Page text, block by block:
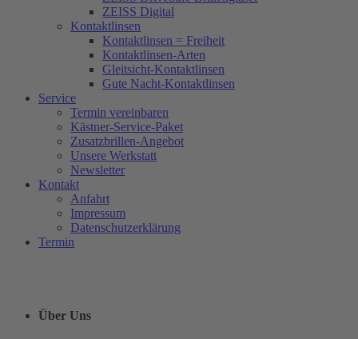
ZEISS Digital
Kontaktlinsen
Kontaktlinsen = Freiheit
Kontaktlinsen-Arten
Gleitsicht-Kontaktlinsen
Gute Nacht-Kontaktlinsen
Service
Termin vereinbaren
Kästner-Service-Paket
Zusatzbrillen-Angebot
Unsere Werkstatt
Newsletter
Kontakt
Anfahrt
Impressum
Datenschutzerklärung
Termin
Über Uns